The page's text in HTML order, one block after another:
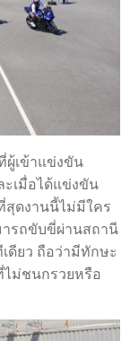
ผู้เข้าแข่งขัน
ะเมื่อได้แข่งขัน
สุดงานนี้ไม่มีใคร
รถขับขี่ผ่านสถานี
ดียว ถือว่ามีทักษะ
ไม่ชนกรวยหรือ